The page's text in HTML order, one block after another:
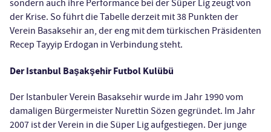
sondern auch ihre Performance bei der Süper Lig zeugt von
der Krise. So führt die Tabelle derzeit mit 38 Punkten der
Verein Basaksehir an, der eng mit dem türkischen Präsidenten
Recep Tayyip Erdogan in Verbindung steht.
Der Istanbul Başakşehir Futbol Kulübü
Der Istanbuler Verein Basaksehir wurde im Jahr 1990 vom
damaligen Bürgermeister Nurettin Sözen gegründet. Im Jahr
2007 ist der Verein in die Süper Lig aufgestiegen. Der junge